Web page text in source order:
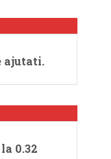
ajutati.
0.32